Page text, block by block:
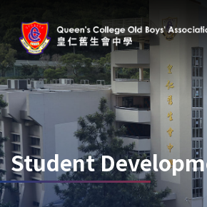
Student